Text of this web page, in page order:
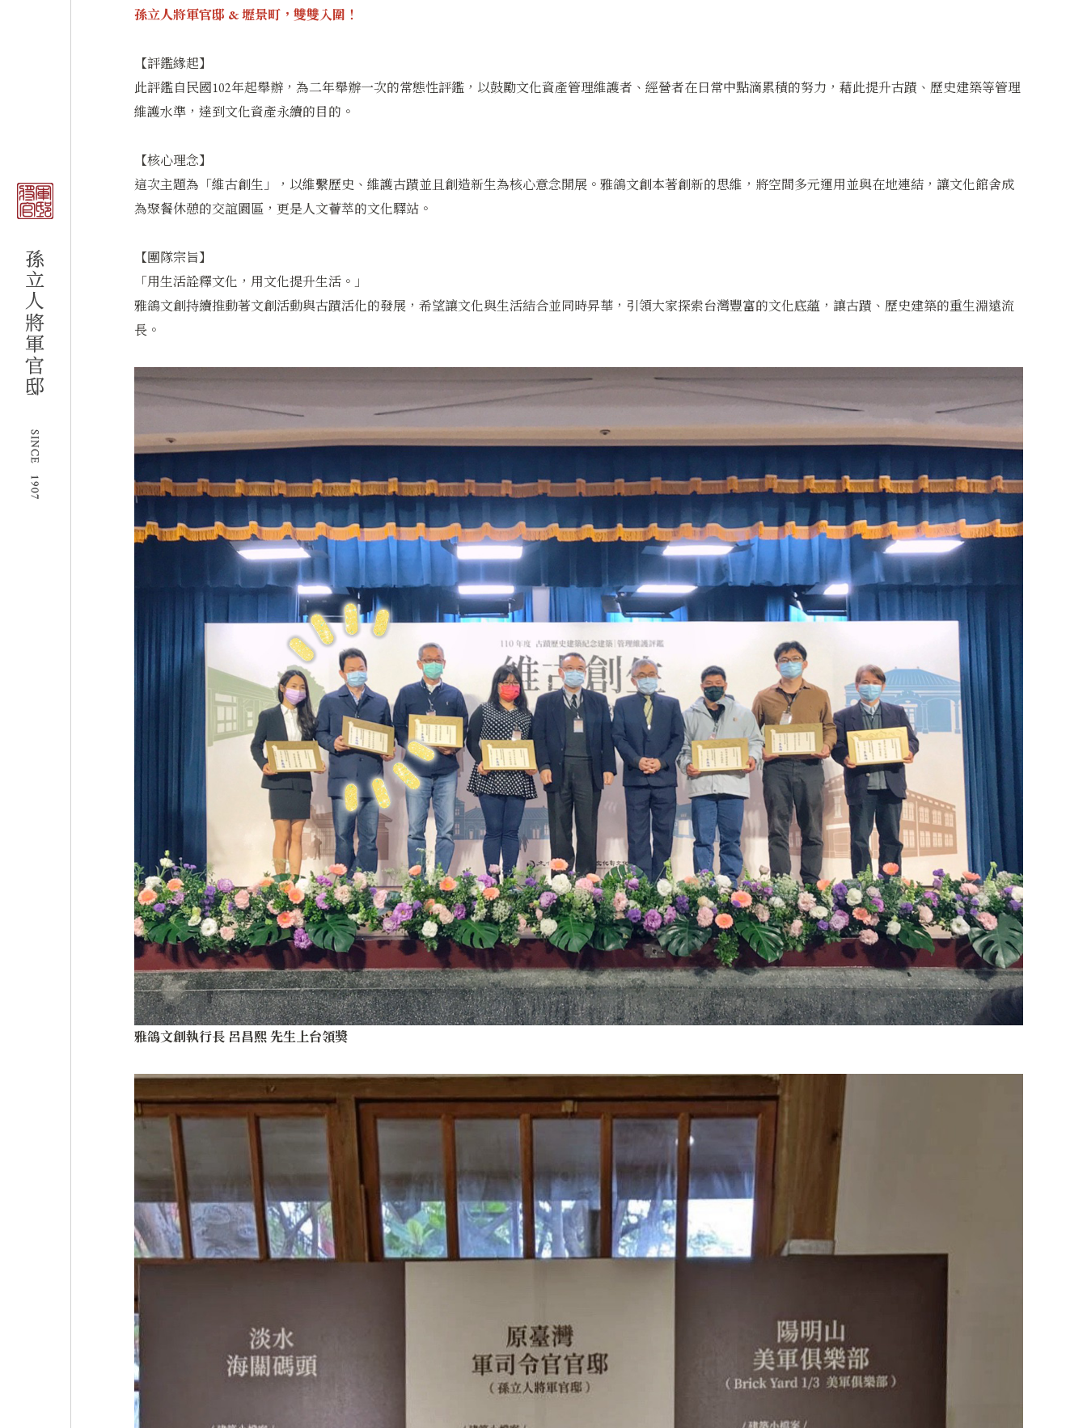
孫立人將軍官邸 & 壢景町，雙雙入圍！
【評鑑緣起】
此評鑑自民國102年起舉辦，為二年舉辦一次的常態性評鑑，以鼓勵文化資產管理維護者、經營者在日常中點滴累積的努力，藉此提升古蹟、歷史建築等管理
維護水準，達到文化資產永續的目的。
【核心理念】
這次主題為「維古創生」，以維繫歷史、維護古蹟並且創造新生為核心意念開展。雅鴿文創本著創新的思維，將空間多元運用並與在地連結，讓文化館舍成
為聚餐休憩的交誼園區，更是人文薈萃的文化驛站。
【團隊宗旨】
「用生活詮釋文化，用文化提升生活。」
雅鴿文創持續推動著文創活動與古蹟活化的發展，希望讓文化與生活結合並同時昇華，引領大家探索台灣豐富的文化底蘊，讓古蹟、歷史建築的重生淵遠流
長。
雅鴿文創執行長 呂昌熙 先生上台領獎